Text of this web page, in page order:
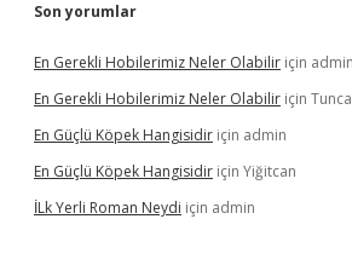
Son yorumlar
En Gerekli Hobilerimiz Neler Olabilir için admin
En Gerekli Hobilerimiz Neler Olabilir için
En Güçlü Köpek Hangisidir için admin
En Güçlü Köpek Hangisidir için Yiğitcan
İLk Yerli Roman Neydi için admin